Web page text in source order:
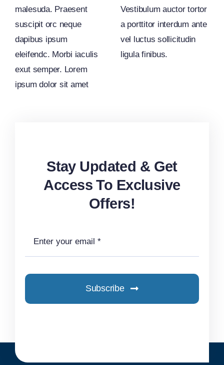
malesuda. Praesent
suscipit orc neque
dapibus ipsum
eleifendc. Morbi iaculis
exut semper. Lorem
ipsum dolor sit amet
Vestibulum auctor tortor
a porttitor interdum ante
vel luctus sollicitudin
ligula finibus.
Stay Updated & Get
Access To Exclusive
Offers!
Subscribe